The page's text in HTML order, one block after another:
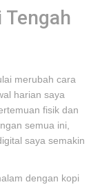
merubah cara
harian saya
fisik dan
semua ini,
saya semakin
dengan kopi